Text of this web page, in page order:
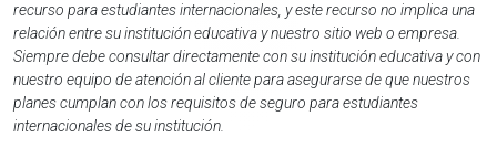
recurso para estudiantes internacionales, y este recurso no implica una
relación entre su institución educativa y nuestro sitio web o empresa.
Siempre debe consultar directamente con su institución educativa y con
nuestro equipo de atención al cliente para asegurarse de que nuestros
planes cumplan con los requisitos de seguro para estudiantes
internacionales de su institución.